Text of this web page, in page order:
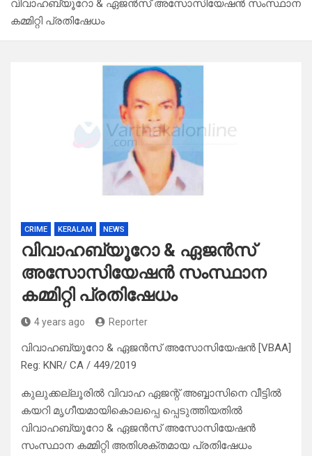
വിവാഹബ്യൂറോ & ഏജൻസ് അസോസിയേഷൻ സംസ്ഥാന
കമ്മിറ്റി പ്രതിഷേധം
CRIME KERALAM NEWS
വിവാഹബ്യൂറോ & ഏജൻസ്
അസോസിയേഷൻ സംസ്ഥാന
കമ്മിറ്റി പ്രതിഷേധം
4 years ago Reporter
വിവാഹബ്യൂറോ & ഏജൻസ് അസോസിയേഷൻ [VBAA]
Reg: KNR/ CA / 449/2019
കുലുക്കല്ലൂരിൽ വിവാഹ ഏജന്റ് അബ്ബാസിനെ വീട്ടിൽ
കയറി മൃഗീയമായികൊലപ്പെ പ്പെടുത്തിയതിൽ
വിവാഹബ്യൂറോ & ഏജൻസ് അസോസിയേഷൻ
സംസ്ഥാന കമ്മിറ്റി അതിശക്തമായ പ്രതിഷേധം